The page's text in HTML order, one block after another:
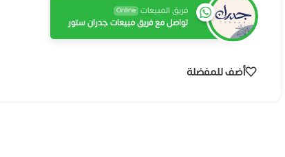
فريق المبيعات Online
تواصل مع فريق مبيعات جدران ستور
أضف للمفضلة